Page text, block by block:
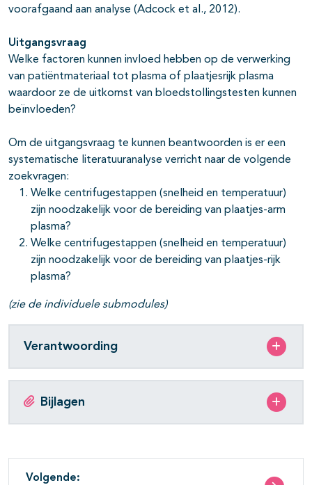
voorafgaand aan analyse (Adcock et al., 2012).
Uitgangsvraag
Welke factoren kunnen invloed hebben op de verwerking
van patiëntmateriaal tot plasma of plaatjesrijk plasma
waardoor ze de uitkomst van bloedstollingstesten kunnen
beïnvloeden?
Om de uitgangsvraag te kunnen beantwoorden is er een
systematische literatuuranalyse verricht naar de volgende
zoekvragen:
Welke centrifugestappen (snelheid en temperatuur)
zijn noodzakelijk voor de bereiding van plaatjes-arm
plasma?
Welke centrifugestappen (snelheid en temperatuur)
zijn noodzakelijk voor de bereiding van plaatjes-rijk
plasma?
(zie de individuele submodules)
Verantwoording
Bijlagen
Volgende: